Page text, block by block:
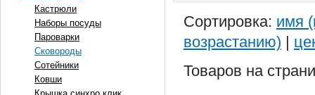
Сортировка: имя
возрастанию) |
Товаров на
Кастрюли
Наборы посуды
Пароварки
Сковороды
Сотейники
Ковши